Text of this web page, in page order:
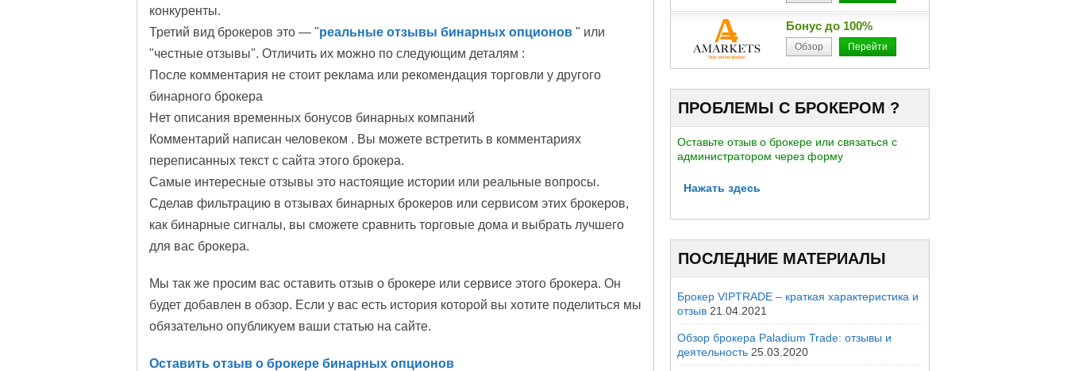
конкуренты.
Третий вид брокеров это — "реальные отзывы бинарных опционов " или
"честные отзывы". Отличить их можно по следующим деталям :
После комментария не стоит реклама или рекомендация торговли у другого
бинарного брокера
Нет описания временных бонусов бинарных компаний
Комментарий написан человеком . Вы можете встретить в комментариях
переписанных текст с сайта этого брокера.
Самые интересные отзывы это настоящие истории или реальные вопросы.
Сделав фильтрацию в отзывах бинарных брокеров или сервисом этих брокеров,
как бинарные сигналы, вы сможете сравнить торговые дома и выбрать лучшего
для вас брокера.
Мы так же просим вас оставить отзыв о брокере или сервисе этого брокера. Он
будет добавлен в обзор. Если у вас есть история которой вы хотите поделиться мы
обязательно опубликуем ваши статью на сайте.
Оставить отзыв о брокере бинарных опционов
Бонус до 100%
Обзор Перейти
ПРОБЛЕМЫ С БРОКЕРОМ ?
Оставьте отзыв о брокере или связаться с
администратором через форму
Нажать здесь
ПОСЛЕДНИЕ МАТЕРИАЛЫ
Брокер VIPTRADE – краткая характеристика и
отзыв 21.04.2021
Обзор брокера Paladium Trade: отзывы и
деятельность 25.03.2020